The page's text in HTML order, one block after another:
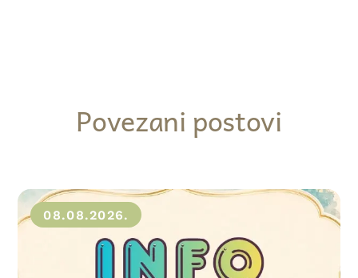
Povezani postovi
08.08.2026.